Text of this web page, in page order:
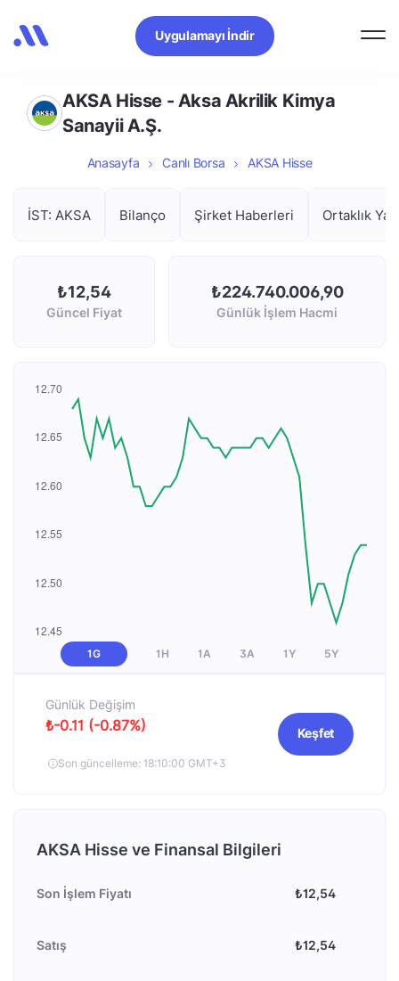
Uygulamayı İndir
AKSA Hisse - Aksa Akrilik Kimya
Sanayii A.Ş.
Anasayfa Canlı Borsa AKSA Hisse
İST: AKSA Bilanço Şirket Haberleri Ortaklık
₺12,54
Güncel Fiyat
₺224.740.006,90
Günlük İşlem Hacmi
1G 1H 1A 3A 1Y 5Y
Günlük Değişim
₺-0.11 (-0.87%)
Son güncelleme: 18:10:00 GMT+3
Keşfet
AKSA Hisse ve Finansal Bilgileri
Son İşlem Fiyatı ₺12,54
Satış ₺12,54